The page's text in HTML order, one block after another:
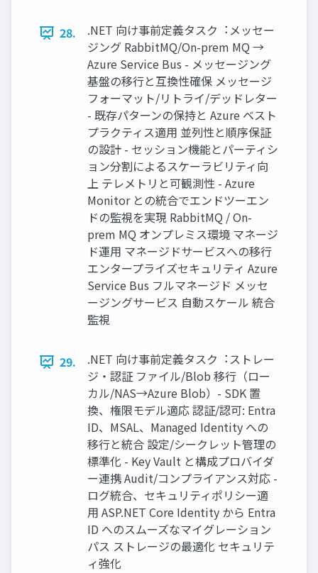
28.
.NET 向け事前定義タスク︓メッセー
ジング RabbitMQ/On-prem MQ →
Azure Service Bus - メッセージング
基盤の移⾏と互換性確保 メッセージ
フォーマット/リトライ/デッドレター
- 既存パターンの保持と Azure ベスト
プラクティス適⽤ 並列性と順序保証
の設計 - セッション機能とパーティシ
ョン分割によるスケーラビリティ向
上 テレメトリと可観測性 - Azure
Monitor との統合でエンドツーエン
ドの監視を実現 RabbitMQ / On-
prem MQ オンプレミス環境 マネージ
ド運⽤ マネージドサービスへの移⾏
エンタープライズセキュリティ Azure
Service Bus フルマネージド メッセ
ージングサービス ⾃動スケール 統合
監視
29.
.NET 向け事前定義タスク︓ストレー
ジ・認証 ファイル/Blob 移⾏（ロー
カル/NAS→Azure Blob）- SDK 置
換、権限モデル適応 認証/認可: Entra
ID、MSAL、Managed Identity への
移⾏と統合 設定/シークレット管理の
標準化 - Key Vault と構成プロバイダ
ー連携 Audit/コンプライアンス対応 -
ログ統合、セキュリティポリシー適
⽤ ASP.NET Core Identity から Entra
ID へのスムーズなマイグレーション
パス ストレージの最適化 セキュリテ
ィ強化